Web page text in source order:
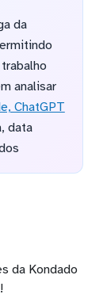
da
analisar
ChatGPT
data
da Kondado